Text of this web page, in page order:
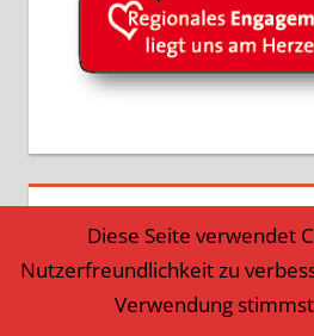
Diese Seite verwendet
Nutzerfreundlichkeit zu
Verwendung